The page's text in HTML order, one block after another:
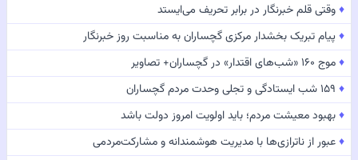
♦وقتی قلم خبرنگار در برابر تحریف می‌ایستد
♦ پیام تبریک بخشدار مرکزی گچساران به مناسبت روز خبرنگار
♦موج ۱۶۰ «شب‌های اقتدار» در گچساران+ تصاویر
♦ ۱۵۹ شب ایستادگی و تجلی وحدت مردم گچساران
♦بهبود معیشت مردم؛ باید اولویت امروز دولت باشد
♦عبور از ناترازی‌ها با مدیریت هوشمندانه و مشارکت‌مردمی